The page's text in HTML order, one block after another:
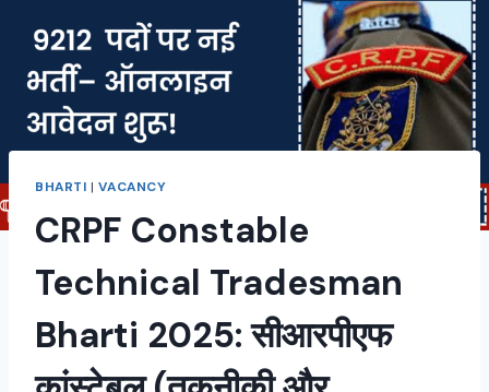
BHARTI |VACANCY
CRPF Constable
Technical Tradesman
Bharti 2025: सीआरपीएफ